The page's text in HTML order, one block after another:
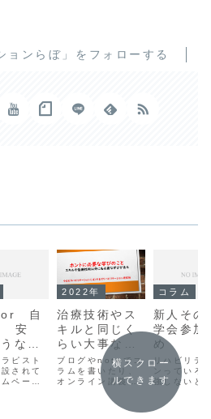
ョンらぼ」をフォローする
自
安
なん
か？
ピスト
されて
ページ
2022年
治療技術やス
キルと同じく
らい大事なこ
とあるという
事を知ってほ
しい
ブログやnoteでコ
ラムを書いたり、
オンライン講義を
開催したり動画を
アップしている54
歳の作業療法士で
コラム
新人そ
学会参加
め
リハビリテ
ンっていろ
強しないと
いですよね
の能力の確
どんな風に
横スクロー
ルできます